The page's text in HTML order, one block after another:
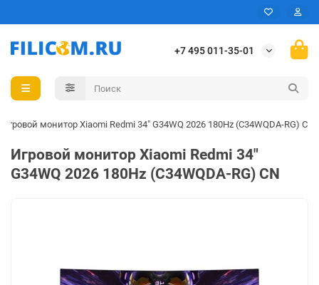
+7 495 011-35-01
Игровой монитор Xiaomi Redmi 34" G34WQ 2026 180Hz (C34WQDA-RG) CN
Игровой монитор Xiaomi Redmi 34"
G34WQ 2026 180Hz (C34WQDA-RG) CN